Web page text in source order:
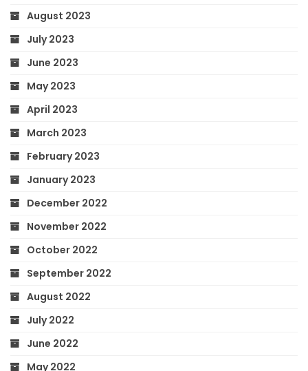
August 2023
July 2023
June 2023
May 2023
April 2023
March 2023
February 2023
January 2023
December 2022
November 2022
October 2022
September 2022
August 2022
July 2022
June 2022
May 2022